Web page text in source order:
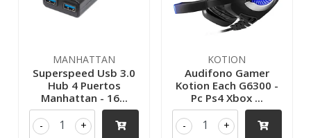
MANHATTAN
Superspeed Usb 3.0
Hub 4 Puertos
Manhattan - 16...
+
-
KOTION
Audifono Gamer
Kotion Each G6300 -
Pc Ps4 Xbox ...
+
-